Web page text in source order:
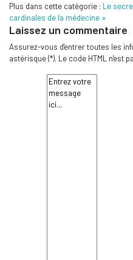
Plus dans cette catégorie : Le
cardinales de la médecine »
Laissez un commentaire
Assurez-vous d'entrer toutes les
astérisque (*). Le code HTML n'est